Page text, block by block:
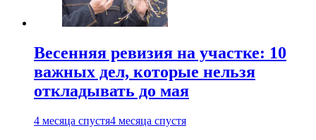
Весенняя ревизия на участке: 10
важных дел, которые нельзя
откладывать до мая
4 месяца спустя4 месяца спустя